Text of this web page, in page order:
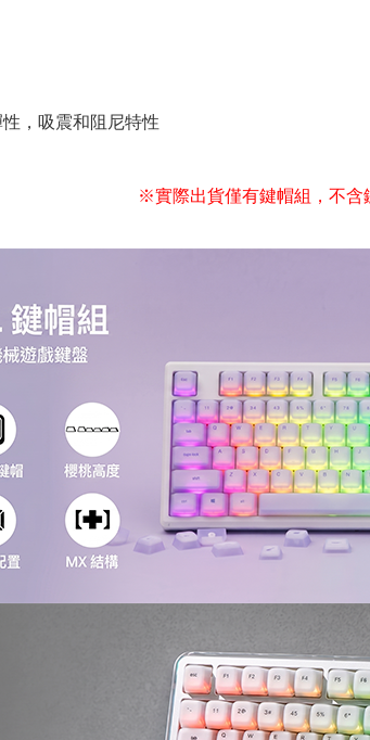
，吸震和阻尼特性
※實際出貨僅有鍵帽組，不含